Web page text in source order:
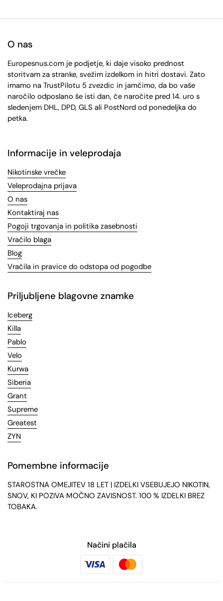
O nas
Europesnus.com je podjetje, ki daje visoko prednost
storitvam za stranke, svežim izdelkom in hitri dostavi. Zato
imamo na TrustPilotu 5 zvezdic in jamčimo, da bo vaše
naročilo odposlano še isti dan, če naročite pred 14. uro s
sledenjem DHL, DPD, GLS ali PostNord od ponedeljka do
petka.
Informacije in veleprodaja
Nikotinske vrečke
Veleprodajna prijava
O nas
Kontaktiraj nas
Pogoji trgovanja in politika zasebnosti
Vračilo blaga
Blog
Vračila in pravice do odstopa od pogodbe
Priljubljene blagovne znamke
Iceberg
Killa
Pablo
Velo
Kurwa
Siberia
Grant
Supreme
Greatest
ZYN
Pomembne informacije
STAROSTNA OMEJITEV 18 LET | IZDELKI VSEBUJEJO NIKOTIN,
SNOV, KI POZIVA MOČNO ZAVISNOST. 100 % IZDELKI BREZ
TOBAKA.
Načini plačila